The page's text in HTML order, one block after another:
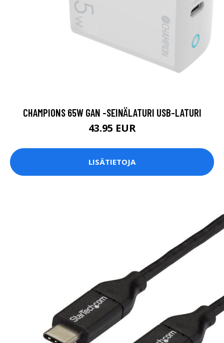
CHAMPIONS 65W GAN -SEINÄLATURI USB-LATURI
43.95 EUR
LISÄTIETOJA